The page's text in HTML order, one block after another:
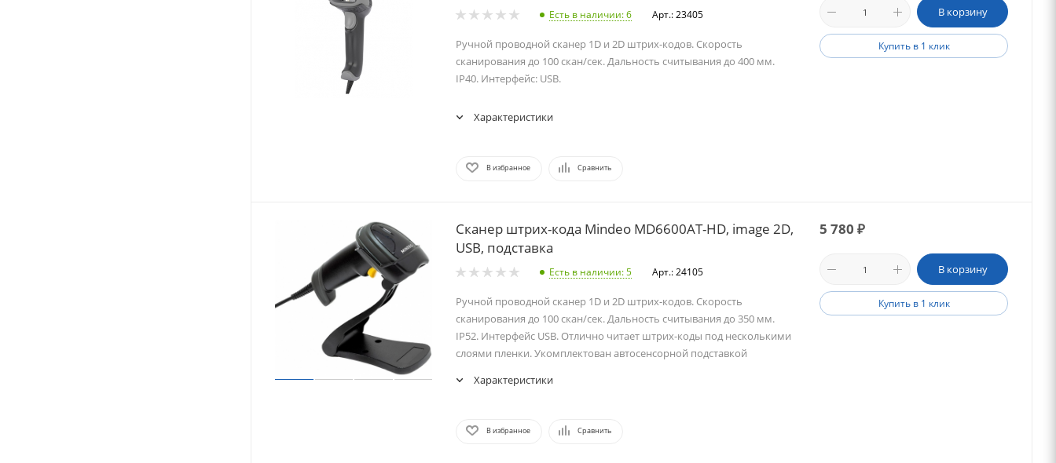
Есть в наличии: 6 Арт.: 23405
Ручной проводной сканер 1D и 2D штрих-кодов. Скорость
сканирования до 100 скан/сек. Дальность считывания до 400 мм.
IP40. Интерфейс: USB.
Характеристики
В избранное Сравнить
В корзину
Купить в 1 клик
Сканер штрих-кода Mindeo MD6600AT-HD, image 2D,
USB, подставка
Есть в наличии: 5 Арт.: 24105
Ручной проводной сканер 1D и 2D штрих-кодов. Скорость
сканирования до 100 скан/сек. Дальность считывания до 350 мм.
IP52. Интерфейс USB. Отлично читает штрих-коды под несколькими
слоями пленки. Укомплектован автосенсорной подставкой
Характеристики
В избранное Сравнить
5 780 ₽
В корзину
Купить в 1 клик